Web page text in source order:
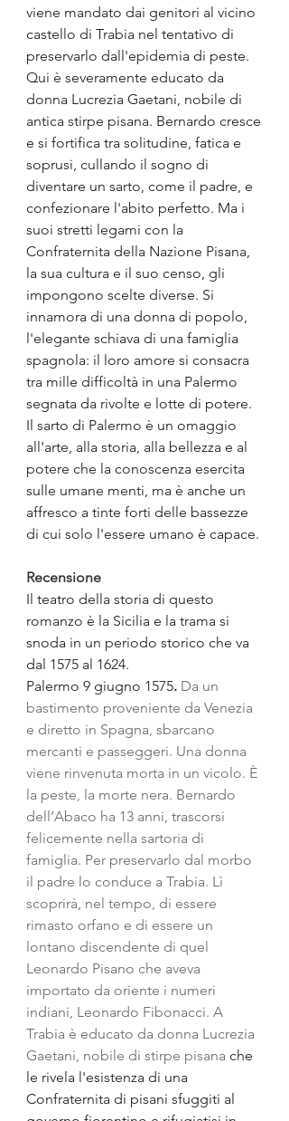
viene mandato dai genitori al vicino
castello di Trabia nel tentativo di
preservarlo dall'epidemia di peste.
Qui è severamente educato da
donna Lucrezia Gaetani, nobile di
antica stirpe pisana. Bernardo cresce
e si fortifica tra solitudine, fatica e
soprusi, cullando il sogno di
diventare un sarto, come il padre, e
confezionare l'abito perfetto. Ma i
suoi stretti legami con la
Confraternita della Nazione Pisana,
la sua cultura e il suo censo, gli
impongono scelte diverse. Si
innamora di una donna di popolo,
l'elegante schiava di una famiglia
spagnola: il loro amore si consacra
tra mille difficoltà in una Palermo
segnata da rivolte e lotte di potere.
Il sarto di Palermo è un omaggio
all'arte, alla storia, alla bellezza e al
potere che la conoscenza esercita
sulle umane menti, ma è anche un
affresco a tinte forti delle bassezze
di cui solo l'essere umano è capace.
Recensione
Il teatro della storia di questo
romanzo è la Sicilia e la trama si
snoda in un periodo storico che va
dal 1575 al 1624.
Palermo 9 giugno 1575. Da un
bastimento proveniente da Venezia
e diretto in Spagna, sbarcano
mercanti e passeggeri. Una donna
viene rinvenuta morta in un vicolo. È
la peste, la morte nera. Bernardo
dell’Abaco ha 13 anni, trascorsi
felicemente nella sartoria di
famiglia. Per preservarlo dal morbo
il padre lo conduce a Trabia. Lì
scoprirà, nel tempo, di essere
rimasto orfano e di essere un
lontano discendente di quel
Leonardo Pisano che aveva
importato da oriente i numeri
indiani, Leonardo Fibonacci. A
Trabia è educato da donna Lucrezia
Gaetani, nobile di stirpe pisana che
le rivela l'esistenza di una
Confraternita di pisani sfuggiti al